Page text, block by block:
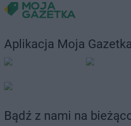
Aplikacja Moja
Bądź z nami na